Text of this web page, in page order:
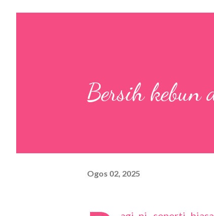
Bersih kebun
Ogos 02, 2025